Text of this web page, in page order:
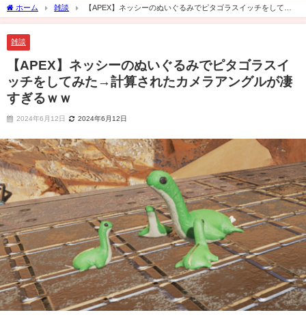
ホーム 雑談
【APEX】ネッシーのぬいぐるみでピタゴラスイッチをしてみ
た→計算されたカメラアングルが凄すぎるｗｗ
雑談
【APEX】ネッシーのぬいぐるみでピタゴラスイ
ッチをしてみた→計算されたカメラアングルが凄
すぎるｗｗ
2024年6月12日 2024年6月12日